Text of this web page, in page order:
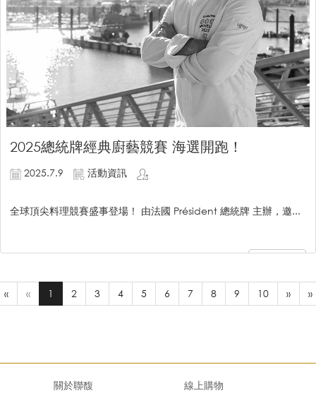
2025總統牌經典廚藝競賽 海選開跑！
2025.7.9 活動資訊
全球頂尖料理競賽盛事登場！ 由法國 Président 總統牌 主辦，邀...
« « 1 2 3 4 5 6 7 8 9 10 » »
關於聯馥 線上購物